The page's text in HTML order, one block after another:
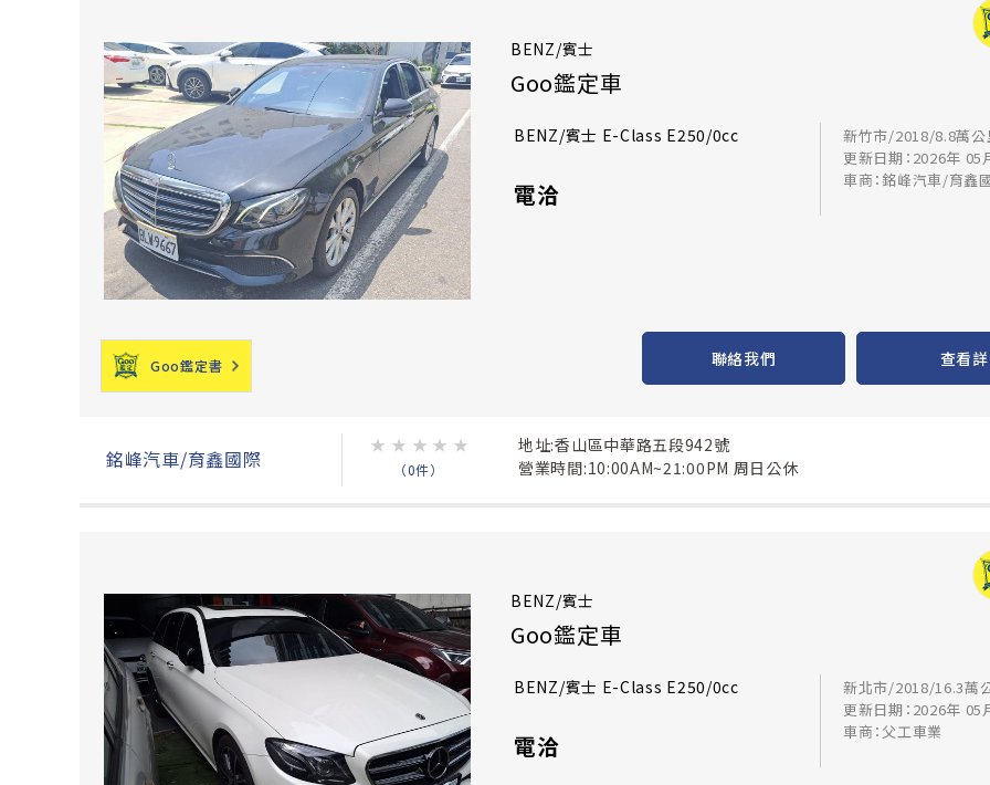
BENZ/賓士
Goo鑑定車
BENZ/賓士 E-Class E250/0cc
電洽
新竹市/2018/8.8萬公
更新日期：2026年 05
車商：銘峰汽車/育鑫
Goo鑑定書 聯絡我們 查看
銘峰汽車/育鑫國際
★ ★ ★ ★ ★
（0件）
地址:香山區中華路五段942號
營業時間:10:00AM~21:00PM 周日公休
BENZ/賓士
Goo鑑定車
BENZ/賓士 E-Class E250/0cc
電洽
新北市/2018/16.3萬
更新日期：2026年 05
車商：父工車業